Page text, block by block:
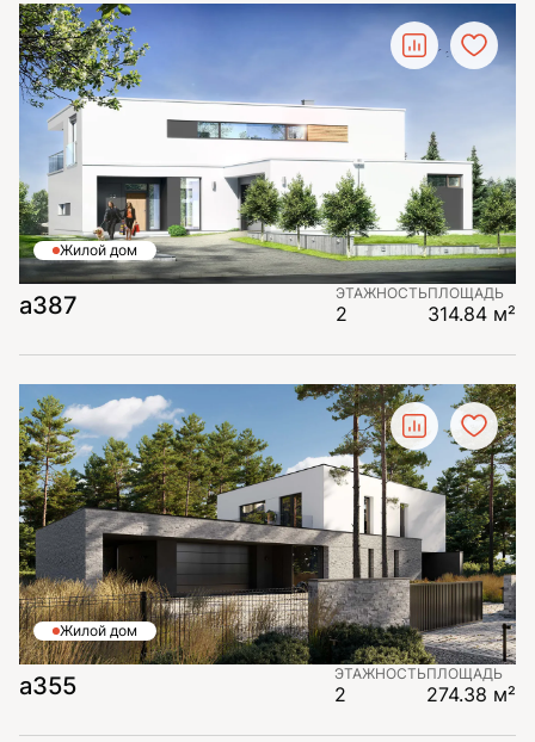
Жилой дом
а387 ЭТАЖНОСТЬ
2
ПЛОЩАДЬ
314.84 м²
Жилой дом
а355 ЭТАЖНОСТЬ
2
ПЛОЩАДЬ
274.38 м²